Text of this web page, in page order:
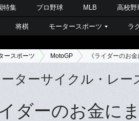
特集 プロ野球 MLB 高校野
将棋 モータースポーツ ラ
ースポーツ MotoGP 《ライダーのお
ターサイクル・レー
イダーのお金に